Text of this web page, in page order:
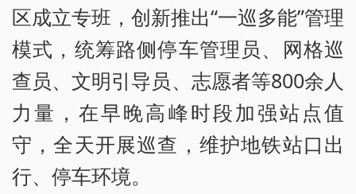
区成立专班，创新推出“一巡多能”管理
模式，统筹路侧停车管理员、网格巡
查员、文明引导员、志愿者等800余人
力量，在早晚高峰时段加强站点值
守，全天开展巡查，维护地铁站口出
行、停车环境。